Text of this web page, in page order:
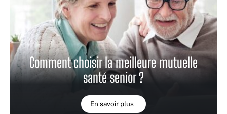
Comment choisir la meilleure mutuelle
santé senior ?
En savoir plus